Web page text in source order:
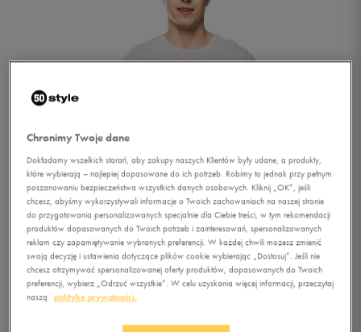
1/2
Chronimy Twoje dane
Dokładamy wszelkich starań, aby zakupy naszych Klientów były udane, a produkty,
które wybierają – najlepiej dopasowane do ich potrzeb. Robimy to jednak przy pełnym
poszanowaniu bezpieczeństwa wszystkich danych osobowych. Kliknij „OK”, jeśli
chcesz, abyśmy wykorzystywali informacje o Twoich zachowaniach na naszej stronie
do przygotowania personalizowanych specjalnie dla Ciebie treści, w tym rekomendacji
produktów dopasowanych do Twoich potrzeb i zainteresowań, spersonalizowanych
reklam czy zapamiętywanie wybranych preferencji. W każdej chwili możesz zmienić
swoją decyzję i ustawienia dotyczące plików cookie wybierając „Dostosuj”. Jeśli nie
chcesz otrzymywać spersonalizowanej oferty produktów, dopasowanych do Twoich
preferencji, wybierz „Odrzuć wszystkie”. W celu uzyskania więcej informacji, przeczytaj
naszą
politykę prywatności.